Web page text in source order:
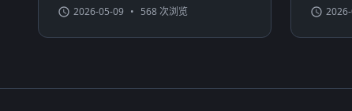
2026-05-09 • 568 次浏览